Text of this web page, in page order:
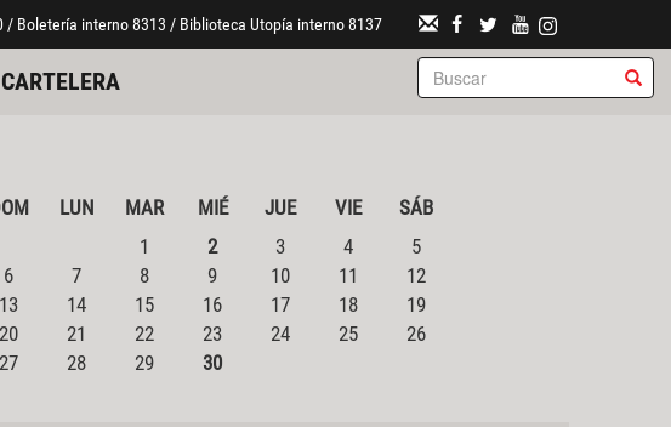
/ Boletería interno 8313 / Biblioteca Utopía interno 8137
CARTELERA
LUN MAR MIÉ JUE VIE
SÁB
1
2 3 4
5
6
7 8 9 10 11
12
13
14 15 16 17 18
19
20
21 22 23 24 25
26
27
28 29 30